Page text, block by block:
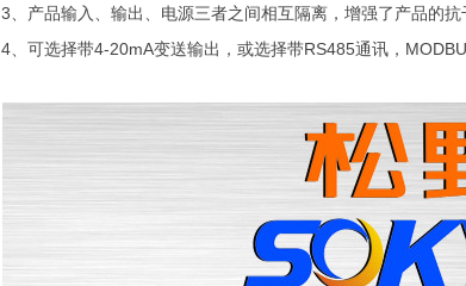
3、产品输入、输出、电源三者之间相互隔离，增强了产品的抗
4、可选择带4-20mA变送输出，或选择带RS485通讯，